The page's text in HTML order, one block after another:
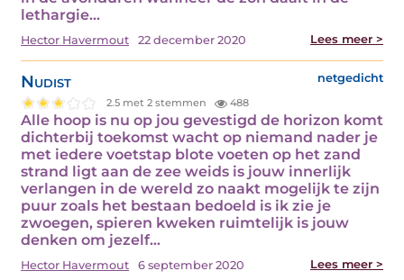
lethargie…
Hector Havermout 22 december 2020 Lees meer >
Nudist netgedicht
2.5 met 2 stemmen 488
Alle hoop is nu op jou gevestigd de horizon komt
dichterbij toekomst wacht op niemand nader je
met iedere voetstap blote voeten op het zand
strand ligt aan de zee weids is jouw innerlijk
verlangen in de wereld zo naakt mogelijk te zijn
puur zoals het bestaan bedoeld is ik zie je
zwoegen, spieren kweken ruimtelijk is jouw
denken om jezelf…
Hector Havermout 6 september 2020 Lees meer >